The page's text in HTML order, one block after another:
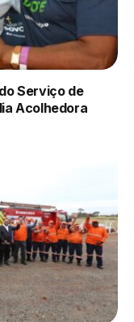
Serviço de
Acolhedora